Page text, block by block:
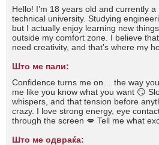
Hello! I’m 18 years old and currently
technical university. Studying
but I actually enjoy learning new
outside my comfort zone. I believe
need creativity, and that’s where my
conversations, small details, and
open to everything life has to offer.
Што ме пали:
Confidence turns me on… the way
me like you know what you want 😏
whispers, and that tension before
crazy. I love strong energy, eye
through the screen 💋 Tell me what
Што ме одвраќа: